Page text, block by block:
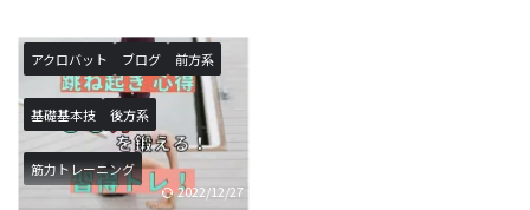
８：５０ ...
けの記事になります。あふりは、
基本技を行うにあたって必要な体
の使い方になります。ロンダート
やバク転などを行う際に必須にな
るので、習得したい方や技の熟練
度を上げたい方は必見の記事にな
ります！ あふりとは？？ あふり
は聞き慣れないワードだと思いま
アクロバット ブログ 前方系
基礎基本技 後方系
筋力トレーニング
2022/12/27